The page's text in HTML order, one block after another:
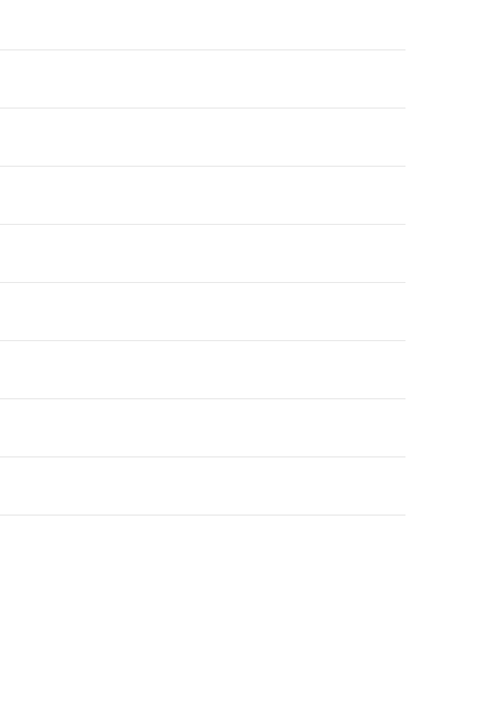
biedt.
heeft. Vooraf al een kijkje nemen?